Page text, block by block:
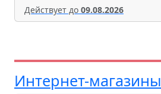
Действует до 09.08.2026
Интернет-магазины